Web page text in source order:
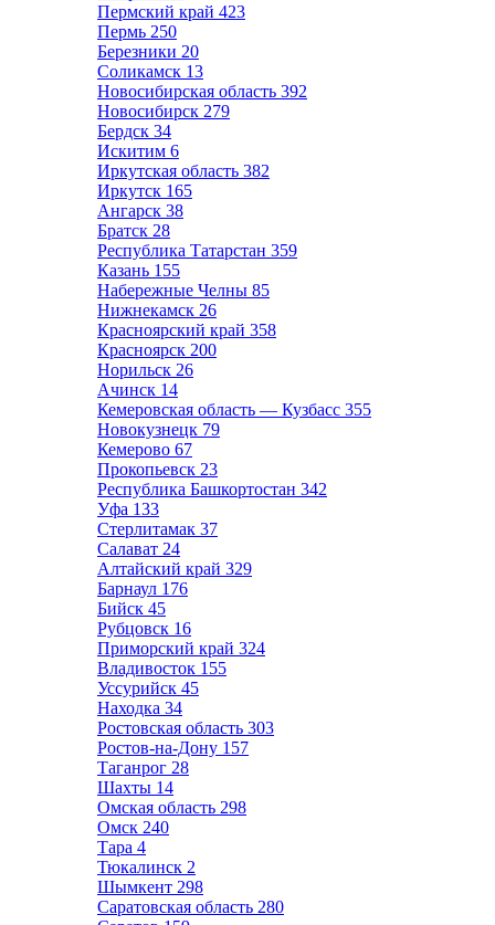
Пермский край 423
Пермь 250
Березники 20
Соликамск 13
Новосибирская область 392
Новосибирск 279
Бердск 34
Искитим 6
Иркутская область 382
Иркутск 165
Ангарск 38
Братск 28
Республика Татарстан 359
Казань 155
Набережные Челны 85
Нижнекамск 26
Красноярский край 358
Красноярск 200
Норильск 26
Ачинск 14
Кемеровская область — Кузбасс 355
Новокузнецк 79
Кемерово 67
Прокопьевск 23
Республика Башкортостан 342
Уфа 133
Стерлитамак 37
Салават 24
Алтайский край 329
Барнаул 176
Бийск 45
Рубцовск 16
Приморский край 324
Владивосток 155
Уссурийск 45
Находка 34
Ростовская область 303
Ростов-на-Дону 157
Таганрог 28
Шахты 14
Омская область 298
Омск 240
Тара 4
Тюкалинск 2
Шымкент 298
Саратовская область 280